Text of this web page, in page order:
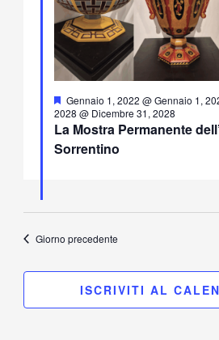
La Mostra Permanente
Sorrentino
Segnalati
Gennaio 1, 2022 @ Gennaio 1,
2028 @ Dicembre 31, 2028
Giorno precedente
ISCRIVITI AL